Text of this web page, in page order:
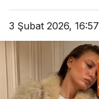
3 Şubat 2026, 16:57